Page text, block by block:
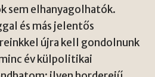
sem elhanyagolhatók.
és más jelentős
újra kell gondolnunk
év külpolitikai